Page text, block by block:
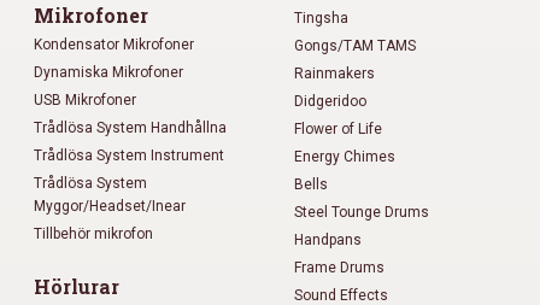
Mikrofoner
Kondensator Mikrofoner
Dynamiska Mikrofoner
USB Mikrofoner
Trådlösa System Handhållna
Trådlösa System Instrument
Trådlösa System
Myggor/Headset/Inear
Tillbehör mikrofon
Hörlurar
Tingsha
Gongs/TAM TAMS
Rainmakers
Didgeridoo
Flower of Life
Energy Chimes
Bells
Steel Tounge Drums
Handpans
Frame Drums
Sound Effects